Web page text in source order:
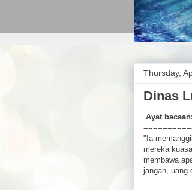
Thursday,
Dinas
Ayat bacaan:
"Ia
mereka
membawa
jangan, uang